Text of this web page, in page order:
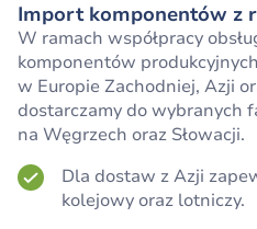
Import komponentów z
W ramach współpracy
komponentów
w Europie Zachodniej, Azji
dostarczamy do wybranych
na Węgrzech oraz Słowacji.
Dla dostaw z Azji
kolejowy oraz lotniczy.